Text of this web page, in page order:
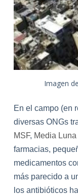
Imagen
En el campo (en
diversas ONGs
MSF, Media
farmacias,
medicamentos
más parecido a
los antibióticos